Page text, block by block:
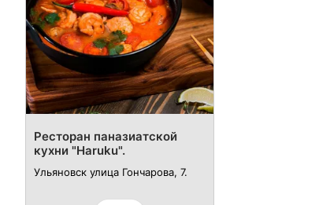
Ресторан паназиатской
кухни "Haruku".
Ульяновск улица Гончарова, 7.